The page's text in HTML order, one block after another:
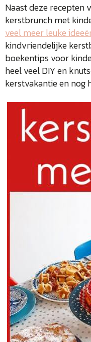
Naast deze recepten
kerstbrunch met
veel meer leuke
kindvriendelijke
boekentips voor
heel veel DIY en
kerstvakantie en nog